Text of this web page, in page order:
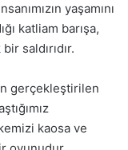
yaşamını
katliam barışa,
saldırıdır.
gerçekleştirilen
kaosa ve